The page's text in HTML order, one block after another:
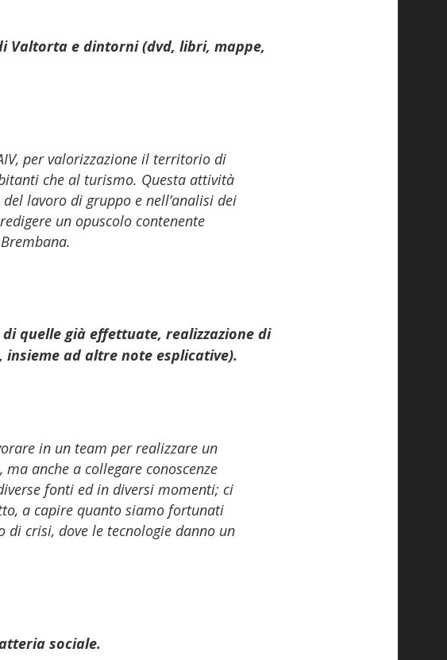
Valtorta e dintorni (dvd, libri, mappe,
per valorizzazione il territorio di
che al turismo. Questa attività
lavoro di gruppo e nell’analisi dei
un opuscolo contenente
quelle già effettuate, realizzazione di
ad altre note esplicative).
in un team per realizzare un
anche a collegare conoscenze
fonti ed in diversi momenti; ci
a capire quanto siamo fortunati
crisi, dove le tecnologie danno un
sociale.